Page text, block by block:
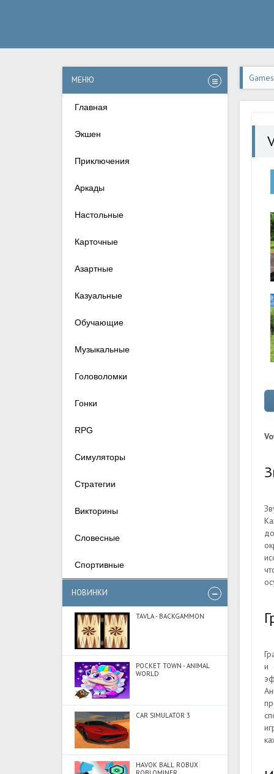
МЕНЮ
Главная
Экшен
Приключения
Аркады
Настольные
Карточные
Азартные
Казуальные
Обучающие
Музыкальные
Головоломки
Гонки
RPG
Симуляторы
Стратегии
Викторины
Словесные
Спортивные
НОВИНКИ
TAVLA - BACKGAMMON
POCKET TOWN - ANIMAL
WORLD
CAR SIMULATOR 3
HAVOK BALL ROBUX
и